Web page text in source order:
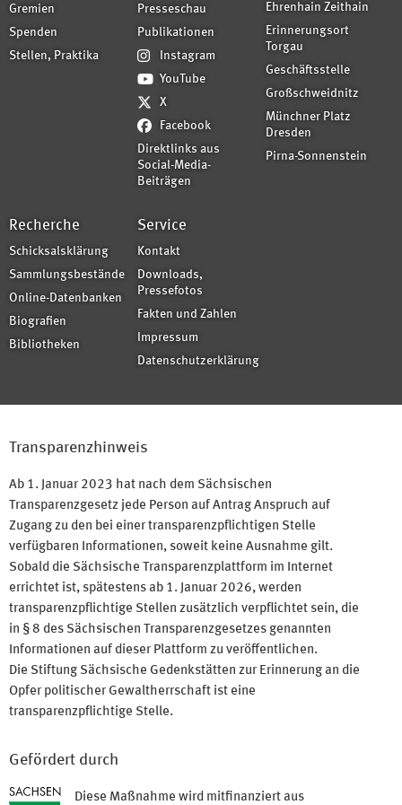
Gremien
Spenden
Stellen, Praktika
Presseschau
Publikationen
Instagram
YouTube
X
Facebook
Direktlinks aus
Social-Media-
Beiträgen
Ehrenhain Zeithain
Erinnerungsort
Torgau
Geschäftsstelle
Großschweidnitz
Münchner Platz
Dresden
Pirna-Sonnenstein
Recherche
Schicksalsklärung
Sammlungsbestände
Online-Datenbanken
Biografien
Bibliotheken
Service
Kontakt
Downloads,
Pressefotos
Fakten und Zahlen
Impressum
Datenschutzerklärung
Transparenzhinweis
Ab 1. Januar 2023 hat nach dem Sächsischen
Transparenzgesetz jede Person auf Antrag Anspruch auf
Zugang zu den bei einer transparenzpflichtigen Stelle
verfügbaren Informationen, soweit keine Ausnahme gilt.
Sobald die Sächsische Transparenzplattform im Internet
errichtet ist, spätestens ab 1. Januar 2026, werden
transparenzpflichtige Stellen zusätzlich verpflichtet sein, die
in § 8 des Sächsischen Transparenzgesetzes genannten
Informationen auf dieser Plattform zu veröffentlichen.
Die Stiftung Sächsische Gedenkstätten zur Erinnerung an die
Opfer politischer Gewaltherrschaft ist eine
transparenzpflichtige Stelle.
Gefördert durch
Diese Maßnahme wird mitfinanziert aus